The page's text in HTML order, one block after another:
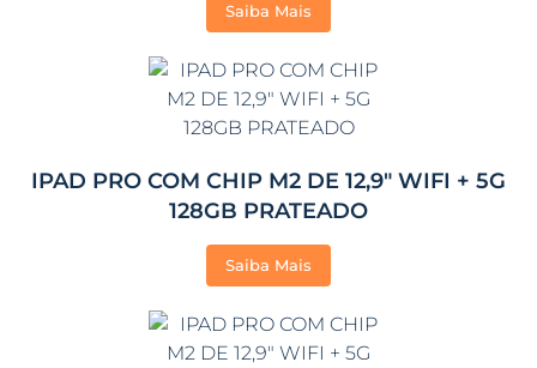
Saiba Mais
IPAD PRO COM CHIP M2 DE 12,9″ WIFI + 5G
128GB PRATEADO
Saiba Mais